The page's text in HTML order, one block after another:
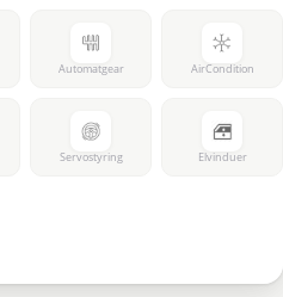
Automatgear AirCondition
Servostyring Elvinduer